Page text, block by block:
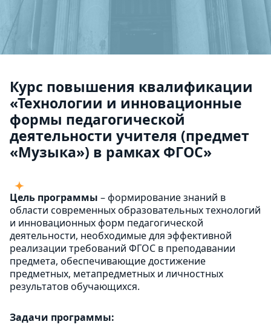
Курс повышения квалификации
«Технологии и инновационные
формы педагогической
деятельности учителя (предмет
«Музыка») в рамках ФГОС»
Цель программы – формирование знаний в
области современных образовательных технологий
и инновационных форм педагогической
деятельности, необходимые для эффективной
реализации требований ФГОС в преподавании
предмета, обеспечивающие достижение
предметных, метапредметных и личностных
результатов обучающихся.
Задачи программы: